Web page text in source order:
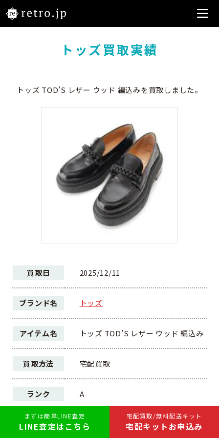
宅配買取/無料配送キット
宅配キットお申込み
まずは簡単LINE査定
LINE査定はこちら
トッズ買取実績
トッズ TOD’S レザー ウッド 編込みを買取しました。
買取日 2025/12/11
ブランド名 トッズ
アイテム名 トッズ TOD’S レザー ウッド 編込み
買取方法 宅配買取
ランク A
買取価格 10,000円